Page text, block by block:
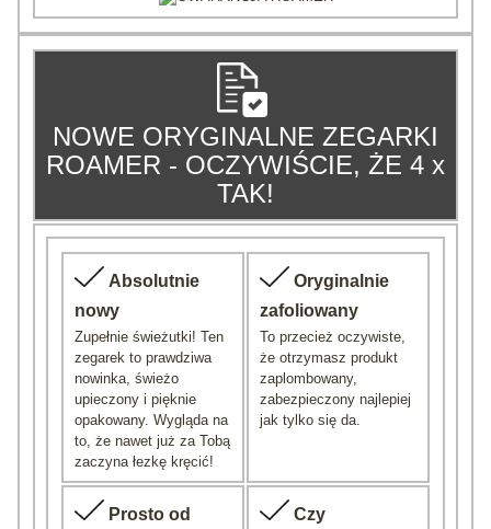
NOWE ORYGINALNE ZEGARKI
ROAMER - OCZYWIŚCIE, ŻE 4 x
TAK!
Absolutnie
nowy
Zupełnie świeżutki! Ten
zegarek to prawdziwa
nowinka, świeżo
upieczony i pięknie
opakowany. Wygląda na
to, że nawet już za Tobą
zaczyna łezkę kręcić!
Oryginalnie
zafoliowany
To przecież oczywiste,
że otrzymasz produkt
zaplombowany,
zabezpieczony najlepiej
jak tylko się da.
Prosto od
Czy